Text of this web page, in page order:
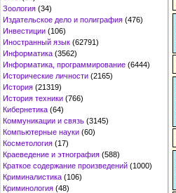
Зоология (34)
Издательское дело и полиграфия (476)
Инвестиции (106)
Иностранный язык (62791)
Информатика (3562)
Информатика, программирование (6444)
Исторические личности (2165)
История (21319)
История техники (766)
Кибернетика (64)
Коммуникации и связь (3145)
Компьютерные науки (60)
Косметология (17)
Краеведение и этнография (588)
Краткое содержание произведений (1000)
Криминалистика (106)
Криминология (48)